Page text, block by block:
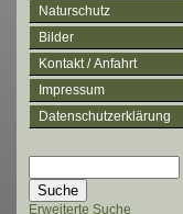
Naturschutz
Bilder
Kontakt / Anfahrt
Impressum
Datenschutzerklärung
Erweiterte Suche